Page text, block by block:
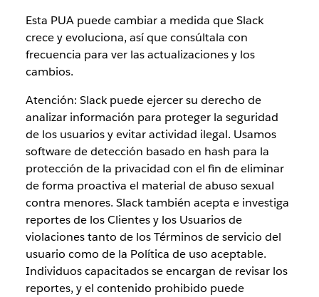
Esta PUA puede cambiar a medida que Slack
crece y evoluciona, así que consúltala con
frecuencia para ver las actualizaciones y los
cambios.
Atención: Slack puede ejercer su derecho de
analizar información para proteger la seguridad
de los usuarios y evitar actividad ilegal. Usamos
software de detección basado en hash para la
protección de la privacidad con el fin de eliminar
de forma proactiva el material de abuso sexual
contra menores. Slack también acepta e investiga
reportes de los Clientes y los Usuarios de
violaciones tanto de los Términos de servicio del
usuario como de la Política de uso aceptable.
Individuos capacitados se encargan de revisar los
reportes, y el contenido prohibido puede